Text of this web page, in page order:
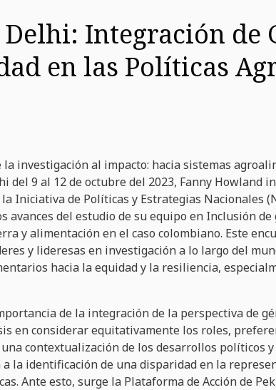
Delhi: Integración de
en las Políticas
investigación al impacto: hacia sistemas
del 9 al 12 de octubre del 2023, Fanny Howland
Iniciativa de Políticas y Estrategias Nacionales
avances del estudio de su equipo en Inclusión
y alimentación en el caso colombiano. Este
y lideresas en investigación a lo largo del
hacia la equidad y la resiliencia,
de la integración de la perspectiva de
en considerar equitativamente los roles,
una contextualización de los desarrollos políticos
la identificación de una disparidad en la
Ante esto, surge la Plataforma de Acción de